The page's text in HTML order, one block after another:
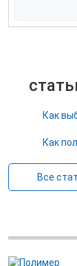
Как
Как
Все